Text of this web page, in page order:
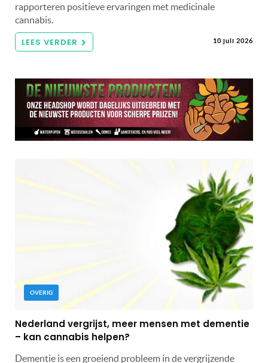
rapporteren positieve ervaringen met medicinale
cannabis.
LEES VERDER 10 juli 2026
OVERIG
Nederland vergrijst, meer mensen met dementie
– kan cannabis helpen?
Dementie is een groeiend probleem in de vergrijzende